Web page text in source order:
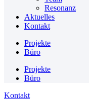
Resonanz
Aktuelles
Kontakt
Projekte
Büro
Projekte
Büro
Kontakt